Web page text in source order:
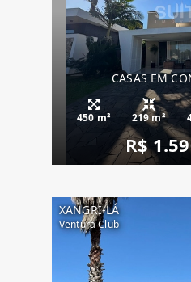
CASAS EM
450 m² 219 m²
R$
XANGRI-LÁ
Ventura Club